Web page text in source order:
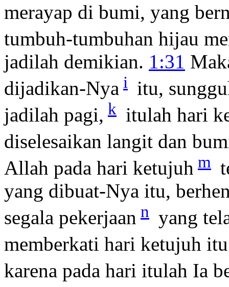
merayap di bumi, yang
tumbuh-tumbuhan hijau
jadilah demikian. 1:31
dijadikan-Nya i
itu,
jadilah pagi, k itulah hari
diselesaikan langit dan
Allah pada hari ketujuh m
yang dibuat-Nya itu,
segala pekerjaan n yang
memberkati hari ketujuh itu
karena pada hari itulah Ia